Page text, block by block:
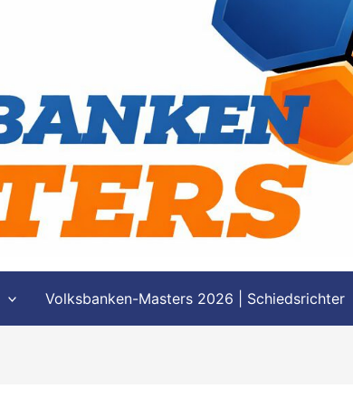
Volksbanken-Masters 2026 | Schiedsrichter